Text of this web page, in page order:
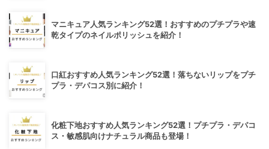
マニキュア人気ランキング52選！おすすめのプチプラや速
乾タイプのネイルポリッシュを紹介！
口紅おすすめ人気ランキング52選！落ちないリップをプチ
プラ・デパコス別に紹介！
化粧下地おすすめ人気ランキング52選！プチプラ・デパコ
ス・敏感肌向けナチュラル商品も登場！